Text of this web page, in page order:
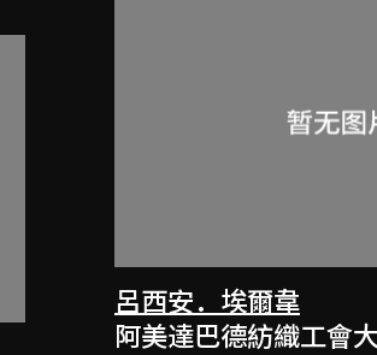
呂西安．埃爾韋
阿美達巴德紡織工會